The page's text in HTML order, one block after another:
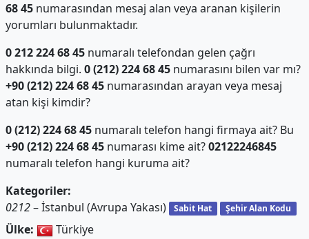
68 45numarasından mesaj alan veya aranan kişilerin
yorumları bulunmaktadır.
0 212 224 68 45numaralı telefondan gelen çağrı
hakkında bilgi. 0 (212) 224 68 45numarasını bilen var mı?
+90 (212) 224 68 45numarasından arayan veya mesaj
atan kişi kimdir?
0 (212) 224 68 45numaralı telefon hangi firmaya ait? Bu
+90 (212) 224 68 45numarası kime ait?02122246845
numaralı telefon hangi kuruma ait?
Kategoriler:
0212– İstanbul (Avrupa Yakası) Sabit Hat Şehir Alan Kodu
Ülke:
Türkiye